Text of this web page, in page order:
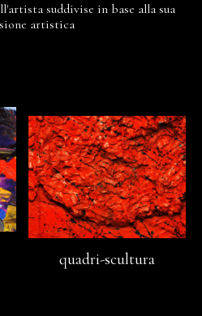
suddivise in base alla sua
artistica
quadri-scultura